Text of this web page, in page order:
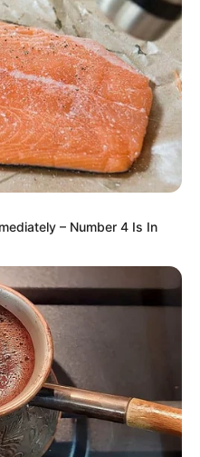
CƏMİYYƏT
– Number 4 Is In